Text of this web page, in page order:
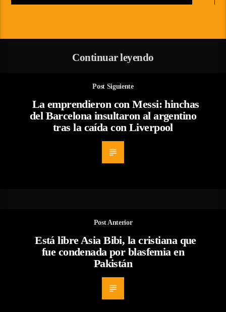
Continuar leyendo
Post Siguiente
La emprendieron con Messi: hinchas
del Barcelona insultaron al argentino
tras la caída con Liverpool
Post Anterior
Está libre Asia Bibi, la cristiana que
fue condenada por blasfemia en
Pakistán